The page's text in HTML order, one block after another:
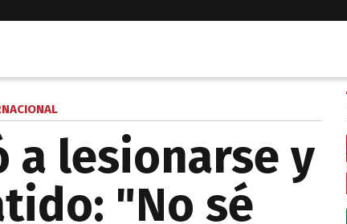
a lesionarse y
"No sé